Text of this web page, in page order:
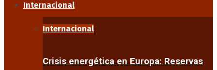
Internacional
Internacional
Crisis energética en Europa: Reservas